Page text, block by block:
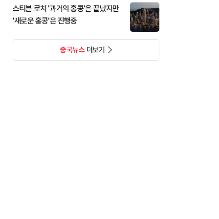
스티븐 로치 '과거의 홍콩'은 끝났지만
'새로운 홍콩'은 진행중
중국뉴스더보기